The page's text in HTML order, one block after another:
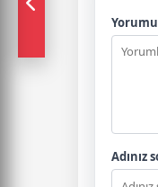
Adınız